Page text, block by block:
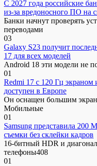
С 2027 года российские
из-за вредоносного ПО на
Банки начнут проверять
переводами
03
Galaxy S23 получит
17 для всех моделей
Android 18 эти модели не
01
Redmi 17 с 120 Гц экраном
доступен в Европе
Он оснащен большим
Мобильные
01
Samsung представила
съемки без склейки кадров
16-битный HDR и
телефоны408
01